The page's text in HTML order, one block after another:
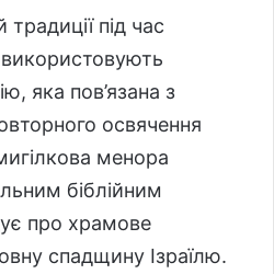
під час
використовують
яка пов’язана з
освячення
менора
біблійним
про храмове
спадщину Ізраїлю.